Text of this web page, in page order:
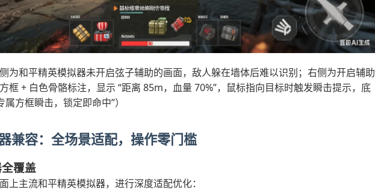
侧为和平精英模拟器未开启弦子辅助的画面，敌人躲在墙体后难以识别；右侧为开启辅助
框 + 白色骨骼标注，显示 “距离 85m，血量 70%”，鼠标指向目标时触发瞬击提示，底
方框瞬击，锁定即命中”）
兼容：全场景适配，操作零门槛
覆盖
上主流和平精英模拟器，进行深度适配优化：